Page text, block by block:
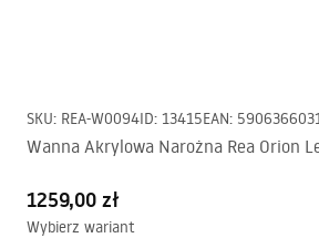
SKU: REA-W0094ID: 13415EAN:
Wanna Akrylowa Narożna Rea Orion
1259,00 zł
Wybierz wariant